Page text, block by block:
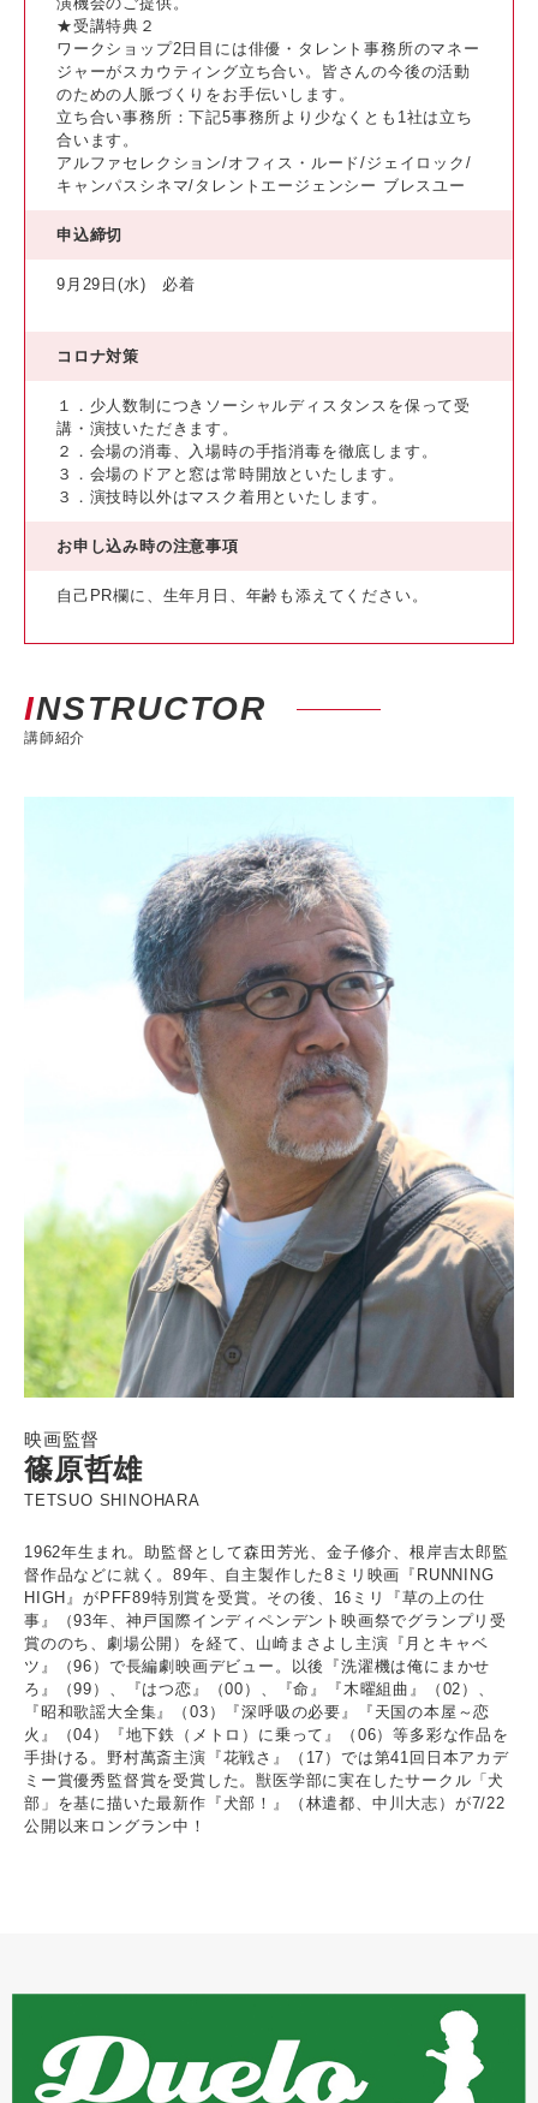
★受講特典２
ワークショップ2日目には俳優・タレント事務所のマネー
ジャーがスカウティング立ち合い。皆さんの今後の活動
のための人脈づくりをお手伝いします。
立ち合い事務所：下記5事務所より少なくとも1社は立ち
合います。
アルファセレクション/オフィス・ルード/ジェイロック/
キャンパスシネマ/タレントエージェンシー ブレスユー
申込締切
9月29日(水) 必着
コロナ対策
１．少人数制につきソーシャルディスタンスを保って受
講・演技いただきます。
２．会場の消毒、入場時の手指消毒を徹底します。
３．会場のドアと窓は常時開放といたします。
３．演技時以外はマスク着用といたします。
お申し込み時の注意事項
自己PR欄に、生年月日、年齢も添えてください。
INSTRUCTOR
講師紹介
映画監督
篠原哲雄
TETSUO SHINOHARA
1962年生まれ。助監督として森田芳光、金子修介、根岸吉太郎監
督作品などに就く。89年、自主製作した8ミリ映画『RUNNING
HIGH』がPFF89特別賞を受賞。その後、16ミリ『草の上の仕
事』（93年、神戸国際インディペンデント映画祭でグランプリ受
賞ののち、劇場公開）を経て、山崎まさよし主演『月とキャベ
ツ』（96）で長編劇映画デビュー。以後『洗濯機は俺にまかせ
ろ』（99）、『はつ恋』（00）、『命』『木曜組曲』（02）、
『昭和歌謡大全集』（03）『深呼吸の必要』『天国の本屋～恋
火』（04）『地下鉄（メトロ）に乗って』（06）等多彩な作品を
手掛ける。野村萬斎主演『花戦さ』（17）では第41回日本アカデ
ミー賞優秀監督賞を受賞した。獣医学部に実在したサークル「犬
部」を基に描いた最新作『犬部！』（林遣都、中川大志）が7/22
公開以来ロングラン中！